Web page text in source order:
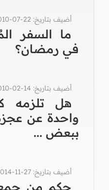
أضيف بتاريخ: 22-07-2010
ما السفر
في رمضان؟
أضيف بتاريخ: 14-02-2010
هل تلزمه
واحدة عن
ببعض ...
أضيف بتاريخ: 27-11-2014
حكم من